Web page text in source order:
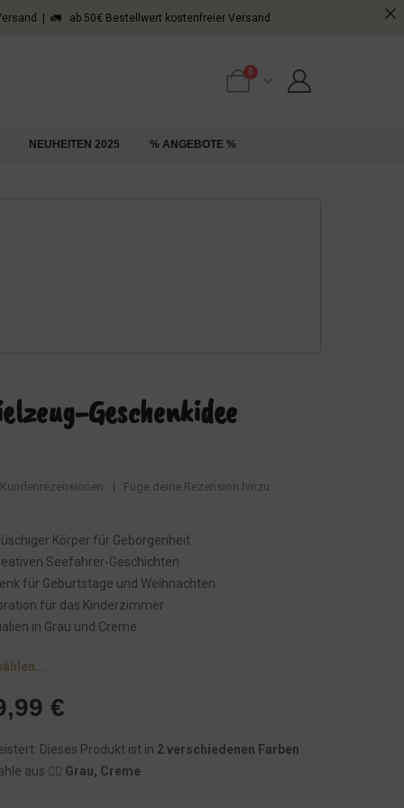
| 🚛 ab 50€ Bestellwert kostenfreier Versand
0
NEUHEITEN 2025 % ANGEBOTE %
Geschenkidee
Kundenrezensionen | Füge deine Rezension hinzu
Körper für Geborgenheit
Seefahrer-Geschichten
für Geburtstage und Weihnachten
für das Kinderzimmer
in Grau und Creme
€
t
u
Dieses Produkt ist in 2 verschiedenen Farben
aus 👉🏾 Grau, Creme